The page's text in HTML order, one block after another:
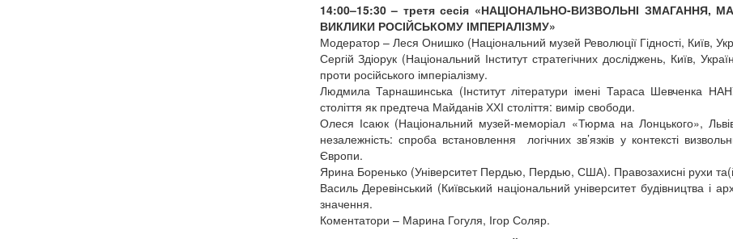
14:00–15:30 – третя сесія «НАЦІОНАЛЬНО-ВИЗВОЛЬНІ ЗМАГАННЯ,
ВИКЛИКИ РОСІЙСЬКОМУ ІМПЕРІАЛІЗМУ»
Модератор – Леся Онишко (Національний музей Революції Гідності, Київ,
Сергій Здіорук (Національний Інститут стратегічних досліджень, Київ,
проти російського імперіалізму.
Людмила Тарнашинська (Інститут літератури імені Тараса Шевченка
століття як предтеча Майданів ХХІ століття: вимір свободи.
Олеся Ісаюк (Національний музей-меморіал «Тюрма на Лонцького»,
незалежність: спроба встановлення логічних зв’язків у контексті
Європи.
Ярина Боренько (Університет Пердью, Пердью, США). Правозахисні рухи
Василь Деревінський (Київський національний університет будівництва і
значення.
Коментатори – Марина Гогуля, Ігор Соляр.